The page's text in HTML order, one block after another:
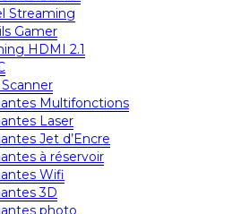
Streaming
Gamer
HDMI 2.1
Multifonctions
Laser
Jet d’Encre
à réservoir
Wifi
3D
photo